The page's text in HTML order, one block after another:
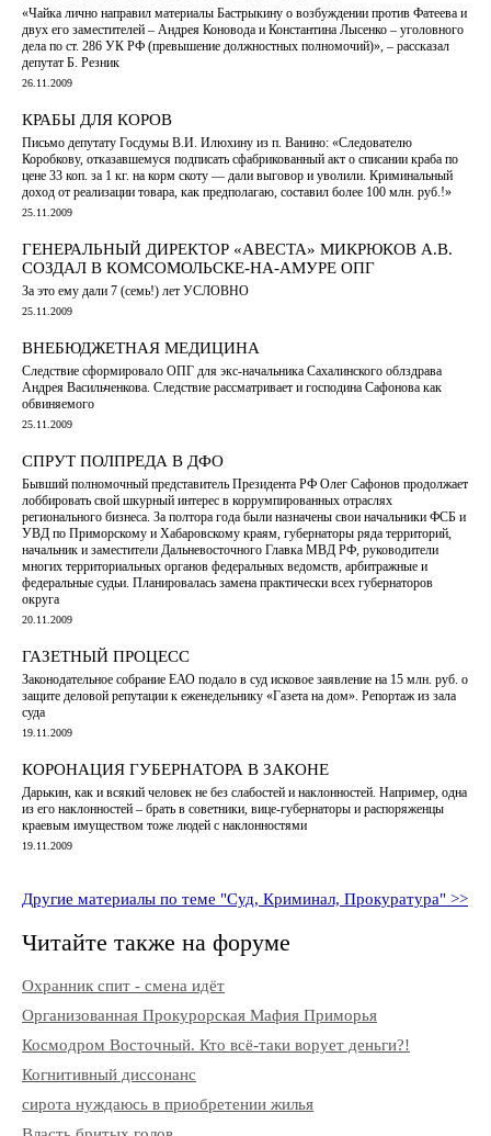
«Чайка лично направил материалы Бастрыкину о возбуждении против Фатеева и
двух его заместителей – Андрея Коновода и Константина Лысенко – уголовного
дела по ст. 286 УК РФ (превышение должностных полномочий)», – рассказал
депутат Б. Резник
26.11.2009
КРАБЫ ДЛЯ КОРОВ
Письмо депутату Госдумы В.И. Илюхину из п. Ванино: «Следователю
Коробкову, отказавшемуся подписать сфабрикованный акт о списании краба по
цене 33 коп. за 1 кг. на корм скоту — дали выговор и уволили. Криминальный
доход от реализации товара, как предполагаю, составил более 100 млн. руб.!»
25.11.2009
ГЕНЕРАЛЬНЫЙ ДИРЕКТОР «АВЕСТА» МИКРЮКОВ А.В.
СОЗДАЛ В КОМСОМОЛЬСКЕ-НА-АМУРЕ ОПГ
За это ему дали 7 (семь!) лет УСЛОВНО
25.11.2009
ВНЕБЮДЖЕТНАЯ МЕДИЦИНА
Следствие сформировало ОПГ для экс-начальника Сахалинского облздрава
Андрея Васильченкова. Следствие рассматривает и господина Сафонова как
обвиняемого
25.11.2009
СПРУТ ПОЛПРЕДА В ДФО
Бывший полномочный представитель Президента РФ Олег Сафонов продолжает
лоббировать свой шкурный интерес в коррумпированных отраслях
регионального бизнеса. За полтора года были назначены свои начальники ФСБ и
УВД по Приморскому и Хабаровскому краям, губернаторы ряда территорий,
начальник и заместители Дальневосточного Главка МВД РФ, руководители
многих территориальных органов федеральных ведомств, арбитражные и
федеральные судьи. Планировалась замена практически всех губернаторов
округа
20.11.2009
ГАЗЕТНЫЙ ПРОЦЕСС
Законодательное собрание ЕАО подало в суд исковое заявление на 15 млн. руб. о
защите деловой репутации к еженедельнику «Газета на дом». Репортаж из зала
суда
19.11.2009
КОРОНАЦИЯ ГУБЕРНАТОРА В ЗАКОНЕ
Дарькин, как и всякий человек не без слабостей и наклонностей. Например, одна
из его наклонностей – брать в советники, вице-губернаторы и распоряженцы
краевым имуществом тоже людей с наклонностями
19.11.2009
Другие материалы по теме "Суд, Криминал, Прокуратура" >>
Читайте также на форуме
Охранник спит - смена идёт
Организованная Прокурорская Мафия Приморья
Космодром Восточный. Кто всё-таки ворует деньги?!
Когнитивный диссонанс
сирота нуждаюсь в приобретении жилья